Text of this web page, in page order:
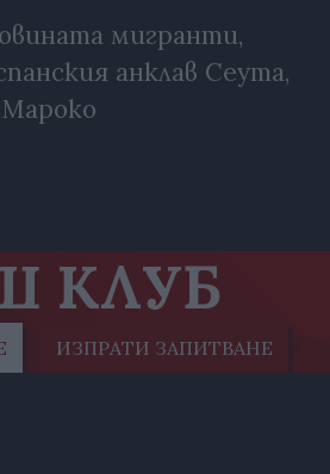
мигранти,
анклав Сеута,
Мароко
КЛУБ
ИЗПРАТИ ЗАПИТВАНЕ